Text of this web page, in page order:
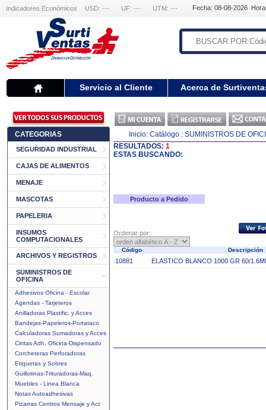
Indicadores Económicos USD: --- UF: --- UTM: --- Fecha: 08-08-2026
Servicio al Cliente Acerca de
CATEGORIAS
SEGURIDAD INDUSTRIAL
CAJAS DE ALIMENTOS
MENAJE
MASCOTAS
PAPELERIA
INSUMOS
COMPUTACIONALES
ARCHIVOS Y REGISTROS
SUMINISTROS DE
OFICINA
Adhesivos Oficina - Escolar
Agendas - Tarjeteros
Anilladoras Plastific. y Acces
Bandejas-Papeleros-Portataco
Calculadoras Sumadoras y Acces
Cintas Adh. Oficina-Dispensado
Corcheteras Perforadoras
Etiquetas y Sobres
Guillotinas-Trituradoras-Maq.
Muebles - Linea Blanca
Notas Autoadhesivas
Pizarras Centros Mensaje y Acc
Inicio: Catálogo : SUMINISTROS DE
RESULTADOS: 1
ESTAS BUSCANDO:
Producto a Pedido
Ordenar por:
Código Descripción
10881 ELASTICO BLANCO 1000 GR 60/